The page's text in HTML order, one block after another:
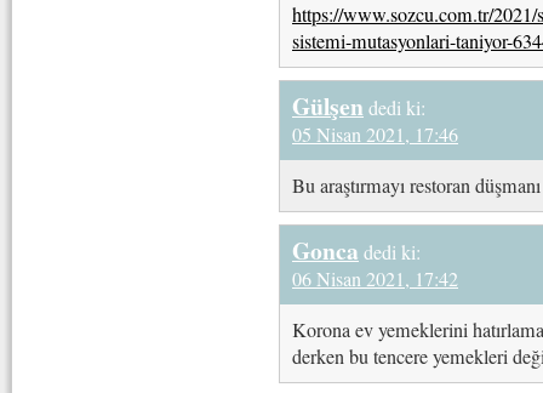
https://www.sozcu.com.tr/
sistemi-mutasyonlari-taniyor-
Gülşen dedi ki:
05 Nisan 2021, 17:46
Bu araştırmayı restoran
Gonca dedi ki:
06 Nisan 2021, 17:42
Korona ev yemeklerini
derken bu tencere yemekleri